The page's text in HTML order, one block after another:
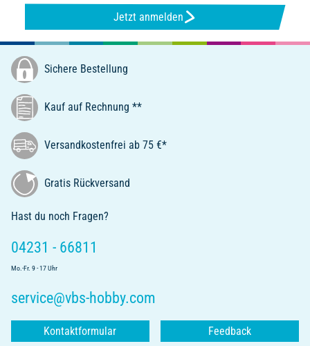
Jetzt anmelden
Sichere Bestellung
Kauf auf Rechnung **
Versandkostenfrei ab 75 €*
Gratis Rückversand
Hast du noch Fragen?
04231 - 66811
Mo.-Fr. 9 - 17 Uhr
service@vbs-hobby.com
Kontaktformular Feedback